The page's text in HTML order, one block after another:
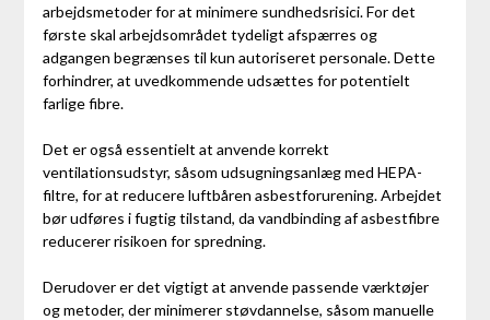
arbejdsmetoder for at minimere sundhedsrisici. For det
første skal arbejdsområdet tydeligt afspærres og
adgangen begrænses til kun autoriseret personale. Dette
forhindrer, at uvedkommende udsættes for potentielt
farlige fibre.
Det er også essentielt at anvende korrekt
ventilationsudstyr, såsom udsugningsanlæg med HEPA-
filtre, for at reducere luftbåren asbestforurening. Arbejdet
bør udføres i fugtig tilstand, da vandbinding af asbestfibre
reducerer risikoen for spredning.
Derudover er det vigtigt at anvende passende værktøjer
og metoder, der minimerer støvdannelse, såsom manuelle